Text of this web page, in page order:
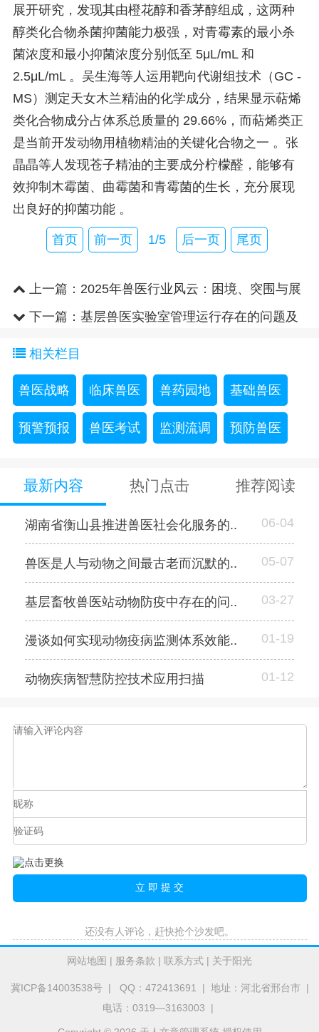
展开研究，发现其由橙花醇和香茅醇组成，这两种
醇类化合物杀菌抑菌能力极强，对青霉素的最小杀
菌浓度和最小抑菌浓度分别低至 5μL/mL 和
2.5μL/mL 。吴生海等人运用靶向代谢组技术（GC -
MS）测定天女木兰精油的化学成分，结果显示萜烯
类化合物成分占体系总质量的 29.66%，而萜烯类正
是当前开发动物用植物精油的关键化合物之一 。张
晶晶等人发现苍子精油的主要成分柠檬醛，能够有
效抑制木霉菌、曲霉菌和青霉菌的生长，充分展现
出良好的抑菌功能 。
首页 前一页 1/5 后一页 尾页
上一篇： 2025年兽医行业风云：困境、突围与展
望 下一篇： 基层兽医实验室管理运行存在的问题及
相关栏目
兽医战略 临床兽医 兽药园地 基础兽医
预警预报 兽医考试 监测流调 预防兽医
最新内容 热门点击 推荐阅读
湖南省衡山县推进兽医社会化服务的.. 06-04
兽医是人与动物之间最古老而沉默的.. 05-07
基层畜牧兽医站动物防疫中存在的问.. 03-27
漫谈如何实现动物疫病监测体系效能.. 01-19
动物疾病智慧防控技术应用扫描 01-12
还没有人评论，赶快抢个沙发吧。
网站地图 | 服务条款 | 联系方式 | 关于阳光
冀ICP备14003538号| QQ：472413691 | 地址：河北省邢台市 |
电话：0319—3163003 |